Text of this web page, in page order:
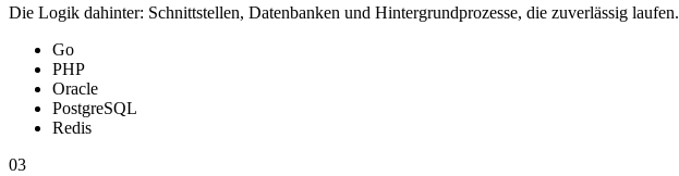
Die Logik dahinter: Schnittstellen, Datenbanken und Hintergrundprozesse, die zuverlässig laufen.
Go
PHP
Oracle
PostgreSQL
Redis
03